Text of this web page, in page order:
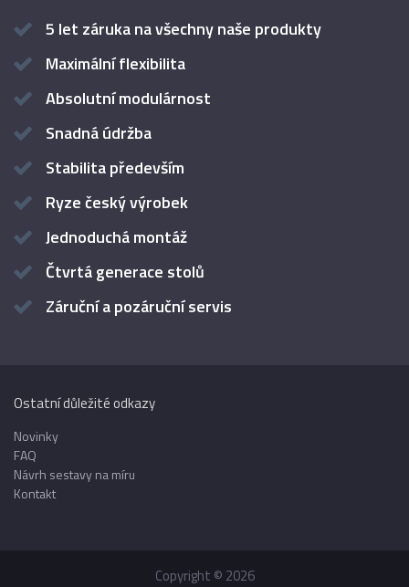
5 let záruka na všechny naše produkty
Maximální flexibilita
Absolutní modulárnost
Snadná údržba
Stabilita především
Ryze český výrobek
Jednoduchá montáž
Čtvrtá generace stolů
Záruční a pozáruční servis
Ostatní důležité odkazy
Novinky
FAQ
Návrh sestavy na míru
Kontakt
Copyright © 2026